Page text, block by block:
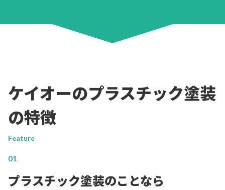
ケイオーのプラスチック塗装
の特徴
Feature
01
プラスチック塗装のことなら